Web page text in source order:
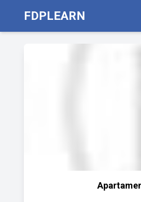
FDPLEARN